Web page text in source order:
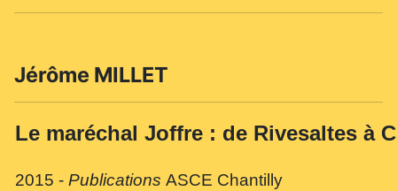
Jérôme MILLET
Le maréchal Joffre : de Rivesaltes à
2015 - Publications ASCE Chantilly